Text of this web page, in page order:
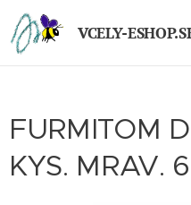
VCELY-
FURMITOM
KYS. MRAV.